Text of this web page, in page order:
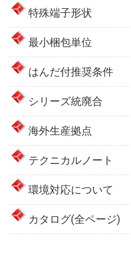
特殊端子形状
最小梱包単位
はんだ付推奨条件
シリーズ統廃合
海外生産拠点
テクニカルノート
環境対応について
カタログ(全ページ)